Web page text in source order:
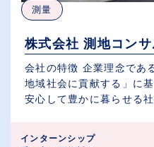
測量
株式会社 測地コンサ
会社の特徴 企業理念であ
地域社会に貢献する」に
安心して豊かに暮らせる
インターンシップ